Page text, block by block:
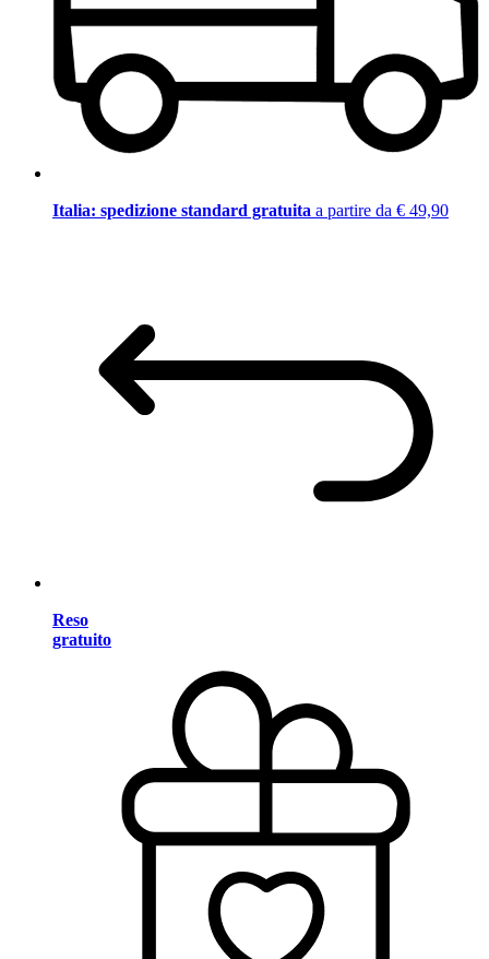
Italia: spedizione standard gratuita a partire da € 49,90
Reso
gratuito